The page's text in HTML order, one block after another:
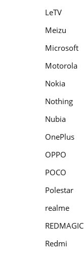
LeTV
Meizu
Microsoft
Motorola
Nokia
Nothing
Nubia
OnePlus
OPPO
POCO
Polestar
realme
REDMAGIC
Redmi